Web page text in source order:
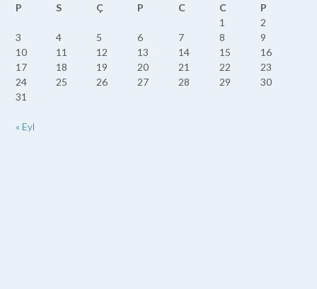
P
S Ç P C C
P
1
2
3
4 5 6 7 8
9
10
11 12 13 14 15
16
17
18 19 20 21 22
23
24
25 26 27 28 29
30
31
« Eyl